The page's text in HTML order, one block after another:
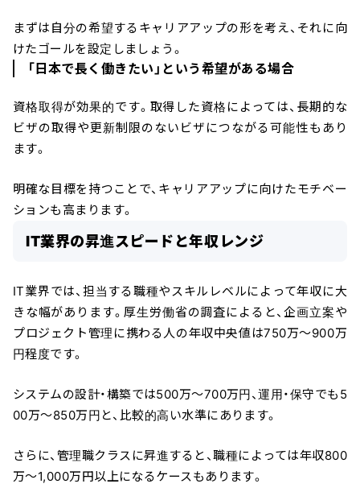
まずは自分の希望するキャリアアップの形を考え、それに向
けたゴールを設定しましょう。
「日本で長く働きたい」という希望がある場合
資格取得が効果的です。取得した資格によっては、長期的な
ビザの取得や更新制限のないビザにつながる可能性もあり
ます。
明確な目標を持つことで、キャリアアップに向けたモチベー
ションも高まります。
IT業界の昇進スピードと年収レンジ
IT業界では、担当する職種やスキルレベルによって年収に大
きな幅があります。厚生労働省の調査によると、企画立案や
プロジェクト管理に携わる人の年収中央値は750万〜900万
円程度です。
システムの設計・構築では500万〜700万円、運用・保守でも5
00万〜850万円と、比較的高い水準にあります。
さらに、管理職クラスに昇進すると、職種によっては年収800
万〜1,000万円以上になるケースもあります。